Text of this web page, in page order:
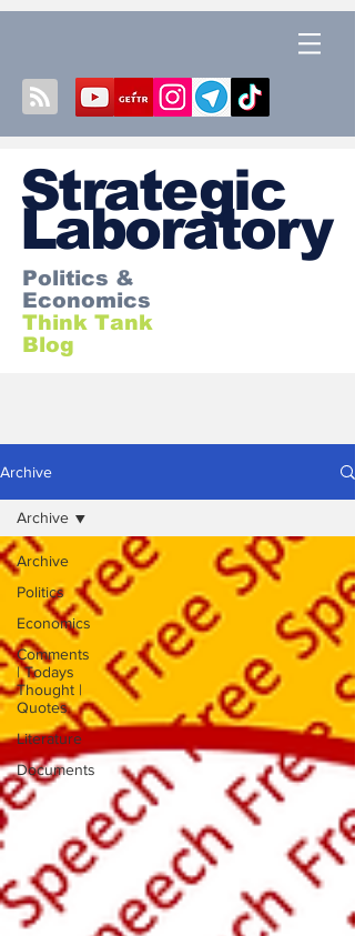
Strategic
Laboratory
Politics &
Economics
Think Tank
Blog
Archive
Archive
Politics
Economics
Comments
| Todays
Thought |
Quotes
Literature
Documents
Archive